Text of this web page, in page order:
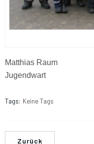
Matthias Raum
Jugendwart
Tags: Keine Tags
Zurück